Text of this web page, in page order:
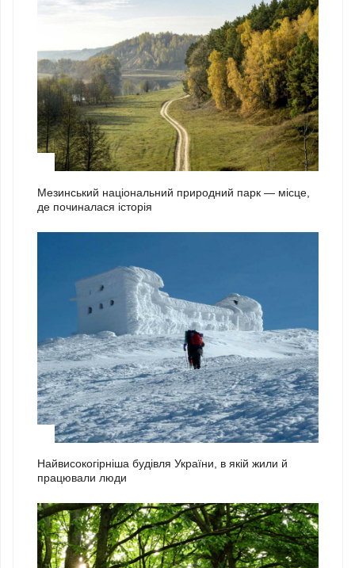
Мезинський національний природний парк — місце,
де починалася історія
Найвисокогірніша будівля України, в якій жили й
працювали люди